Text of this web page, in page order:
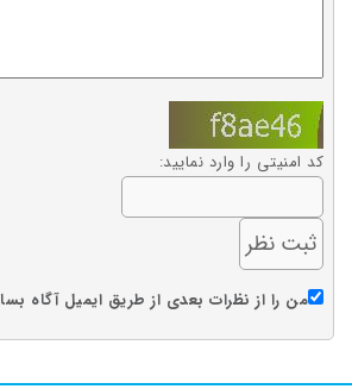
کد امنیتی را وارد نمایید:
من را از نظرات بعدی از طریق ایمیل آگاه